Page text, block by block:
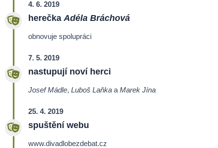
4. 6. 2019
herečka Adéla Bráchová
obnovuje spolupráci
7. 5. 2019
nastupují noví herci
Josef Mádle, Luboš Laňka a Marek Jína
25. 4. 2019
spuštění webu
www.divadlobezdebat.cz